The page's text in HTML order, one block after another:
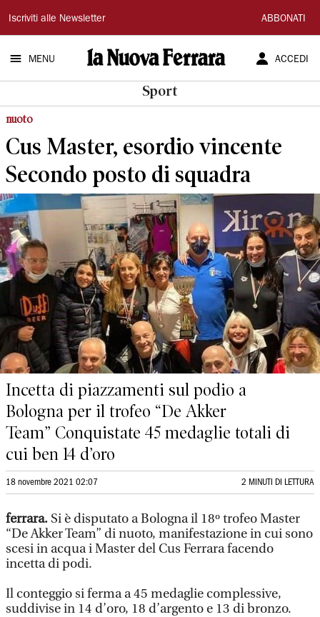
La
Nuova
Ferrara
Iscriviti alle Newsletter ABBONATI
MENU ACCEDI
Sport
nuoto
Cus Master, esordio vincente
Secondo posto di squadra
Incetta di piazzamenti sul podio a
Bologna per il trofeo “De Akker
Team” Conquistate 45 medaglie totali di
cui ben 14 d’oro
18 novembre 2021 02:07 2 MINUTI DI LETTURA
ferrara. Si è disputato a Bologna il 18º trofeo Master
“De Akker Team” di nuoto, manifestazione in cui sono
scesi in acqua i Master del Cus Ferrara facendo
incetta di podi.
Il conteggio si ferma a 45 medaglie complessive,
suddivise in 14 d’oro, 18 d’argento e 13 di bronzo.